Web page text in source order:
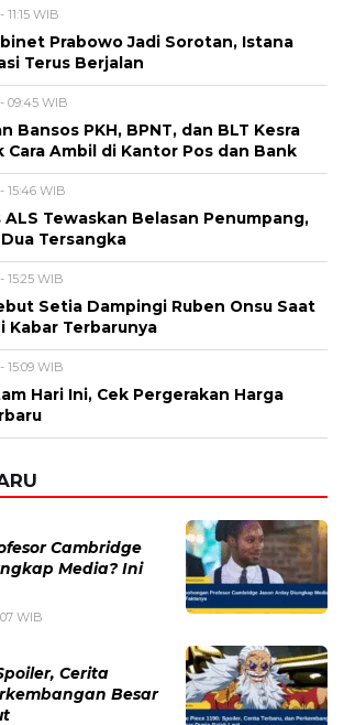
WIB
Prabowo Jadi Sorotan, Istana
Terus Berjalan
09:45 WIB
Bansos PKH, BPNT, dan BLT Kesra
Cara Ambil di Kantor Pos dan Bank
15:46 WIB
ALS Tewaskan Belasan Penumpang,
Tersangka
15:25 WIB
Setia Dampingi Ruben Onsu Saat
Kabar Terbarunya
15:09 WIB
Hari Ini, Cek Pergerakan Harga
Cambridge
Media? Ini
WIB
Cerita
Besar